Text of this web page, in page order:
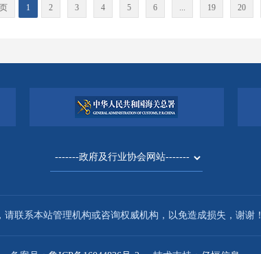
1 2 3 4 5 6 ... 19 20
联系本站管理机构或咨询权威机构，以免造成损失，谢谢！